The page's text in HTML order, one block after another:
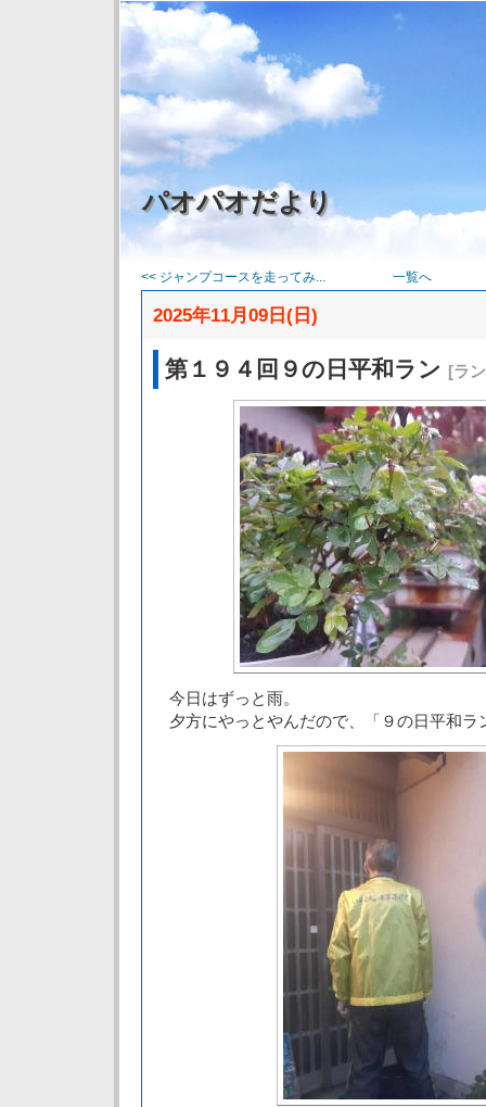
パオパオだより
<< ジャンプコースを走ってみ... 一覧へ
2025年11月09日(日)
第１９４回９の日平和ラン [ラ
今日はずっと雨。
夕方にやっとやんだので、「９の日平和ラ